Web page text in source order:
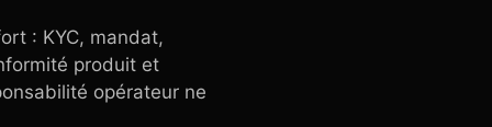
: KYC, mandat,
produit et
opérateur ne